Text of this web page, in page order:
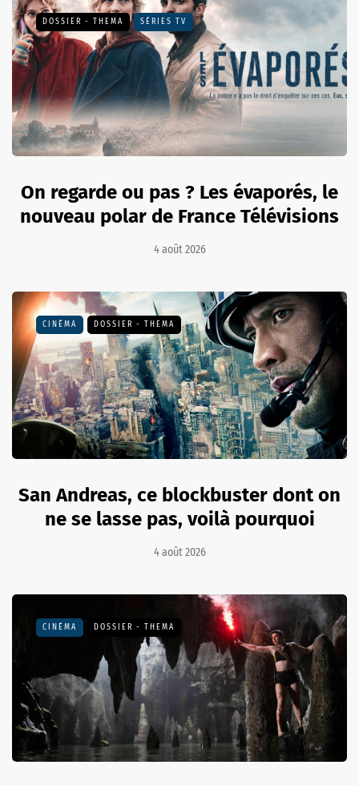
DOSSIER - THEMA SÉRIES TV
On regarde ou pas ? Les évaporés, le
nouveau polar de France Télévisions
4 août 2026
CINÉMA DOSSIER - THEMA
San Andreas, ce blockbuster dont on
ne se lasse pas, voilà pourquoi
4 août 2026
CINÉMA DOSSIER - THEMA